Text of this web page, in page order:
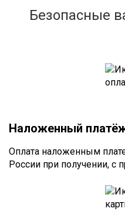
Безопасные
Наложенный
Оплата наложенным
России при получении, с